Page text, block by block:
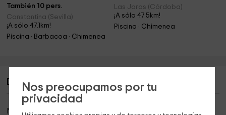
Nos preocupamos por tu
privacidad
También 10 pers.
Constantina (Sevilla)
¡A sólo 47.1km!
Piscina · Barbacoa · Chimenea
Las Jaras (Córdoba)
¡A sólo 47.5km!
Piscina · Chimenea
Descripción de La Milana- Principal
Nuestro alojamiento se encuentra dentro de la
provincia